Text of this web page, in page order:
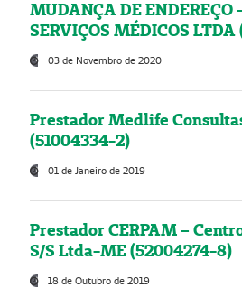
MUDANÇA DE ENDEREÇO
SERVIÇOS MÉDICOS
03 de Novembro de 2020
Prestador Medlife
(51004334-2)
01 de Janeiro de 2019
Prestador CERPAM –
S/S Ltda-ME (52004274-8)
18 de Outubro de 2019